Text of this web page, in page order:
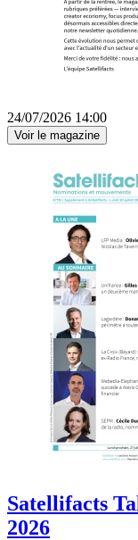
24/07/2026 14:00
Voir le magazine
Satellifacts
2026